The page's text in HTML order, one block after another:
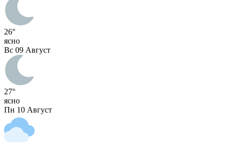
26°
ясно
Вс 09 Август
27°
ясно
Пн 10 Август